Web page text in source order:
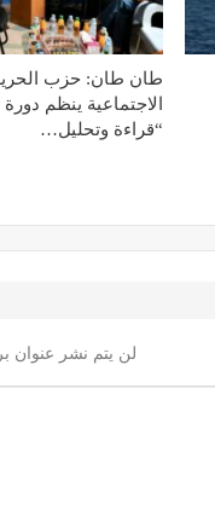
طان طان: حزب الحرية
الاجتماعية ينظم دورة
“قراءة وتحليل…
لن يتم نشر عنوان